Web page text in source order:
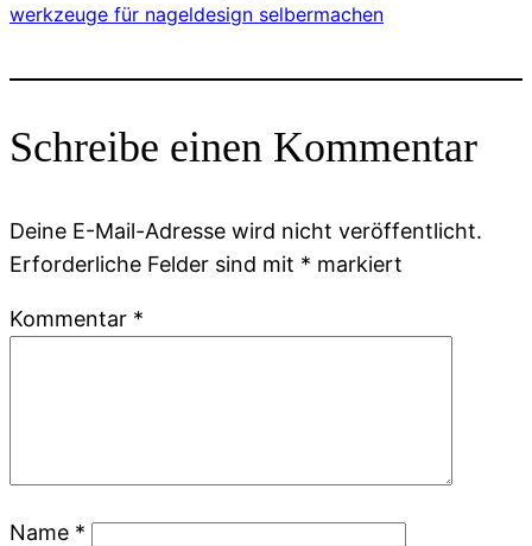
werkzeuge für nageldesign selbermachen
Schreibe einen Kommentar
Deine E-Mail-Adresse wird nicht veröffentlicht.
Erforderliche Felder sind mit * markiert
Kommentar *
Name *